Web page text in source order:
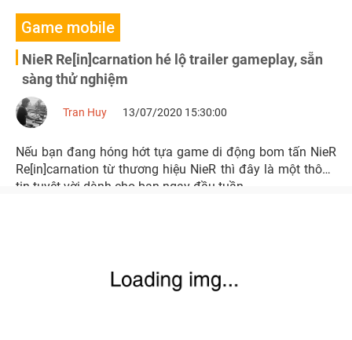
Game mobile
NieR Re[in]carnation hé lộ trailer gameplay, sẵn
sàng thử nghiệm
Tran Huy 13/07/2020 15:30:00
Nếu bạn đang hóng hớt tựa game di động bom tấn NieR
Re[in]carnation từ thương hiệu NieR thì đây là một thông
tin tuyệt vời dành cho bạn ngay đầu tuần.